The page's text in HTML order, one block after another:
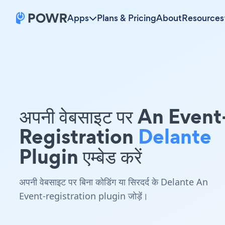
Apps Plans & PricingAboutResources
अपनी वेबसाइट पर An
Registration Delante
Plugin एम्बेड करें
अपनी वेबसाइट पर बिना कोडिंग या सिरदर्द के Delante An
Event-registration plugin जोड़ें।